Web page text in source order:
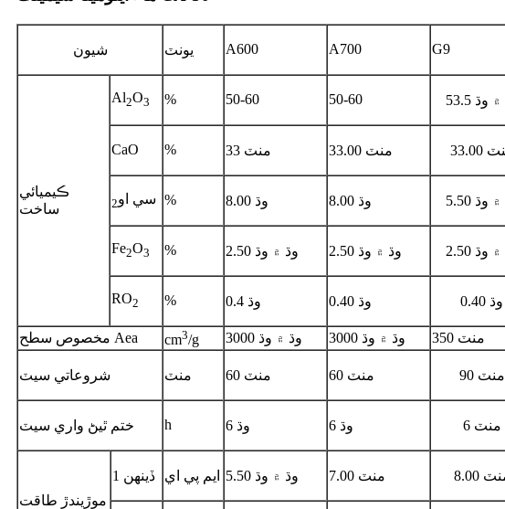
شيون يونٽ A600 A700 G9
ڪيميائي
ساخت
Al2O3 % 50-60 50-60 وڌ ۾ وڌ
CaO % 33 منٽ 33.00 منٽ منٽ
سي او2 % 8.00 وڌ 8.00 وڌ وڌ 5.50
Fe2O3 % وڌ ۾ وڌ 2.50 وڌ ۾ وڌ 2.50 وڌ 2.50
RO2 % 0.4 وڌ 0.40 وڌ 0.40 وڌ
مخصوص سطح Aea cm3/g وڌ ۾ وڌ 3000 وڌ ۾ وڌ 3000 350 منٽ
شروعاتي سيٽ منٽ 60 منٽ 60 منٽ 90 منٽ
ختم ٿيڻ واري سيٽ h 6 وڌ 6 وڌ 6 منٽ
موڙيندڙ طاقت
1 ڏينهن ايم پي اي وڌ ۾ وڌ 5.50 7.00 منٽ منٽ